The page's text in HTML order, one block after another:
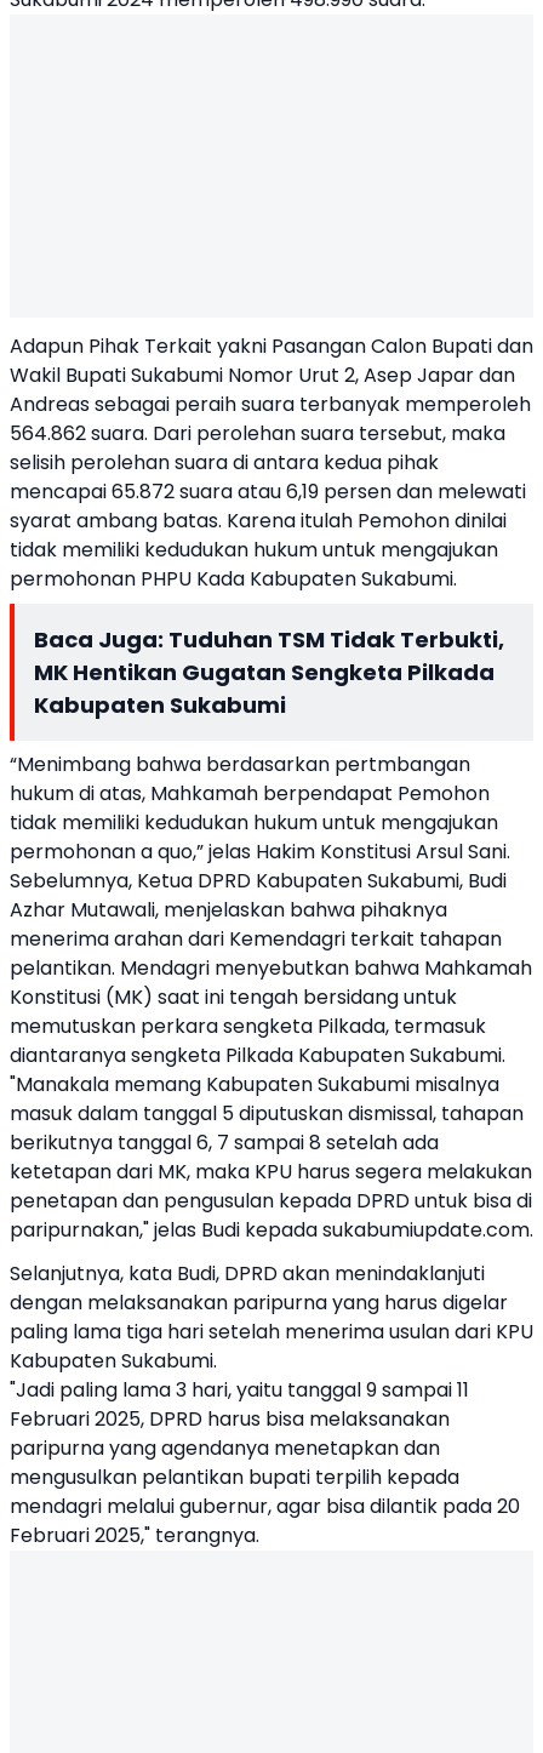
Adapun Pihak Terkait yakni Pasangan Calon Bupati dan
Wakil Bupati Sukabumi Nomor Urut 2, Asep Japar dan
Andreas sebagai peraih suara terbanyak memperoleh
564.862 suara. Dari perolehan suara tersebut, maka
selisih perolehan suara di antara kedua pihak
mencapai 65.872 suara atau 6,19 persen dan melewati
syarat ambang batas. Karena itulah Pemohon dinilai
tidak memiliki kedudukan hukum untuk mengajukan
permohonan PHPU Kada Kabupaten Sukabumi.
Baca Juga: Tuduhan TSM Tidak Terbukti,
MK Hentikan Gugatan Sengketa Pilkada
Kabupaten Sukabumi
“Menimbang bahwa berdasarkan pertmbangan
hukum di atas, Mahkamah berpendapat Pemohon
tidak memiliki kedudukan hukum untuk mengajukan
permohonan a quo,” jelas Hakim Konstitusi Arsul Sani.
Sebelumnya, Ketua DPRD Kabupaten Sukabumi, Budi
Azhar Mutawali, menjelaskan bahwa pihaknya
menerima arahan dari Kemendagri terkait tahapan
pelantikan. Mendagri menyebutkan bahwa Mahkamah
Konstitusi (MK) saat ini tengah bersidang untuk
memutuskan perkara sengketa Pilkada, termasuk
diantaranya sengketa Pilkada Kabupaten Sukabumi.
"Manakala memang Kabupaten Sukabumi misalnya
masuk dalam tanggal 5 diputuskan dismissal, tahapan
berikutnya tanggal 6, 7 sampai 8 setelah ada
ketetapan dari MK, maka KPU harus segera melakukan
penetapan dan pengusulan kepada DPRD untuk bisa di
paripurnakan," jelas Budi kepada sukabumiupdate.com.
Selanjutnya, kata Budi, DPRD akan menindaklanjuti
dengan melaksanakan paripurna yang harus digelar
paling lama tiga hari setelah menerima usulan dari KPU
Kabupaten Sukabumi.
"Jadi paling lama 3 hari, yaitu tanggal 9 sampai 11
Februari 2025, DPRD harus bisa melaksanakan
paripurna yang agendanya menetapkan dan
mengusulkan pelantikan bupati terpilih kepada
mendagri melalui gubernur, agar bisa dilantik pada 20
Februari 2025," terangnya.